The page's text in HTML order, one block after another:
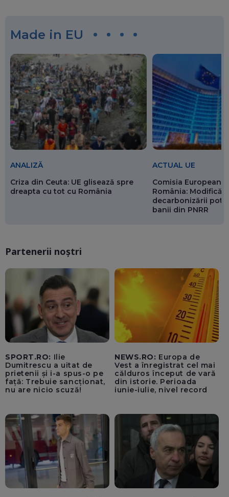
Made in EU
ANALIZĂ
Criza din Ceuta: UE glisează spre
dreapta cu tot cu România
ACTUAL UE
Comisia Europeană
România:
decarbonizării pot
banii din PNRR
Partenerii noștri
SPORT.RO: Ilie
Dumitrescu a uitat de
prietenii și i-a spus-o pe
față: Trebuie sancționat,
nu are nicio scuză!
NEWS.RO: Europa de
Vest a înregistrat cel mai
călduros început de vară
din istorie. Perioada
iunie-iulie, nivel record